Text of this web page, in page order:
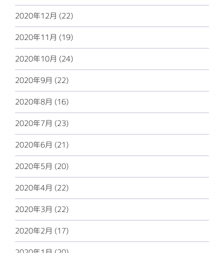
2020年12月 (22)
2020年11月 (19)
2020年10月 (24)
2020年9月 (22)
2020年8月 (16)
2020年7月 (23)
2020年6月 (21)
2020年5月 (20)
2020年4月 (22)
2020年3月 (22)
2020年2月 (17)